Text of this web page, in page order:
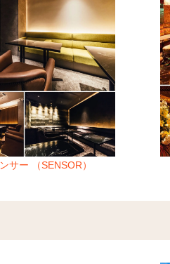
サー （SENSOR）